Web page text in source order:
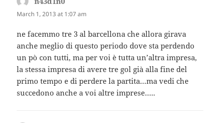
March 1, 2013 at 1:07 am
ne facemmo tre 3 al barcellona che allora girava
anche meglio di questo periodo dove sta perdendo
un pò con tutti, ma per voi è tutta un’altra impresa,
la stessa impresa di avere tre gol già alla fine del
primo tempo e di perdere la partita…ma vedi che
succedono anche a voi altre imprese…..